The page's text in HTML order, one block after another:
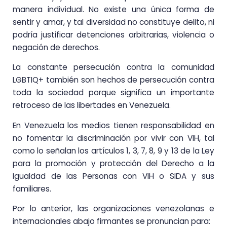
manera individual. No existe una única forma de
sentir y amar, y tal diversidad no constituye delito, ni
podría justificar detenciones arbitrarias, violencia o
negación de derechos.
La constante persecución contra la comunidad
LGBTIQ+ también son hechos de persecución contra
toda la sociedad porque significa un importante
retroceso de las libertades en Venezuela.
En Venezuela los medios tienen responsabilidad en
no fomentar la discriminación por vivir con VIH, tal
como lo señalan los artículos 1, 3, 7, 8, 9 y 13 de la Ley
para la promoción y protección del Derecho a la
Igualdad de las Personas con VIH o SIDA y sus
familiares.
Por lo anterior, las organizaciones venezolanas e
internacionales abajo firmantes se pronuncian para: